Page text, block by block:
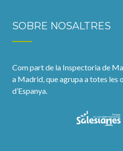
SOBRE NOSALTRES
Com part de la Inspectoria de
a Madrid, que agrupa a totes les
d’Espanya.